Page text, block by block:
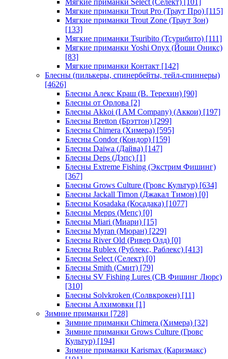
Мягкие приманки Select (Селект) [101]
Мягкие приманки Trout Pro (Траут Про) [115]
Мягкие приманки Trout Zone (Траут Зон)
[133]
Мягкие приманки Tsuribito (Тсурибито) [111]
Мягкие приманки Yoshi Onyx (Йоши Оникс)
[83]
Мягкие приманки Контакт [142]
Блесны (пилькеры, спинербейты, тейл-спиннеры)
[4626]
Блесны Алекс Краш (В. Терехин) [90]
Блесны от Орлова [2]
Блесны Akkoi (I AM Company) (Аккои) [197]
Блесны Bretton (Брэттон) [299]
Блесны Chimera (Химера) [595]
Блесны Condor (Кондор) [159]
Блесны Daiwa (Дайва) [147]
Блесны Deps (Дэпс) [1]
Блесны Extreme Fishing (Экстрим Фишинг)
[367]
Блесны Grows Culture (Гровс Культур) [634]
Блесны Jackall Timon (Джакал Тимон) [0]
Блесны Kosadaka (Косадака) [1077]
Блесны Mepps (Мепс) [0]
Блесны Miari (Миари) [15]
Блесны Myran (Мюран) [229]
Блесны River Old (Ривер Олд) [0]
Блесны Rublex (Рублекс, Раблекс) [413]
Блесны Select (Селект) [0]
Блесны Smith (Смит) [79]
Блесны SV Fishing Lures (СВ Фишинг Люрс)
[310]
Блесны Solvkroken (Солвкрокен) [11]
Блесны Алхимовки [1]
Зимние приманки [728]
Зимние приманки Chimera (Химера) [32]
Зимние приманки Grows Culture (Гровс
Культур) [194]
Зимние приманки Karismax (Каризмакс)